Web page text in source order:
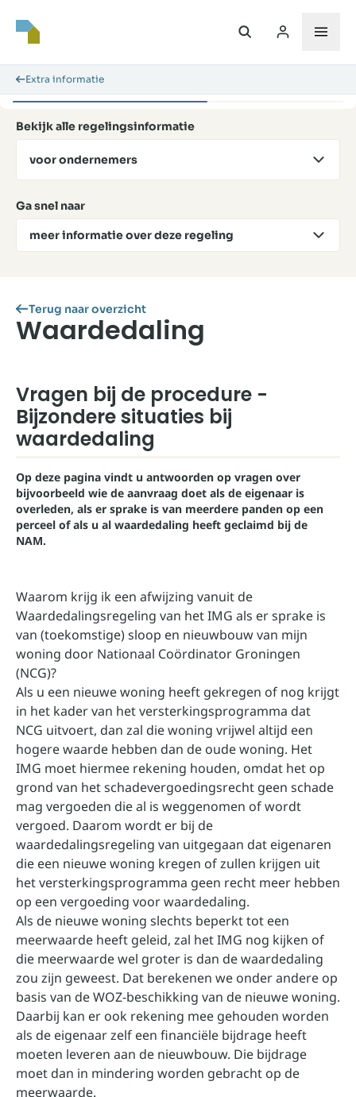
Extra informatie
Bekijk alle regelingsinformatie
voor ondernemers
Ga snel naar
meer informatie over deze regeling
Terug naar overzicht
Waardedaling
Vragen bij de procedure -
Bijzondere situaties bij
waardedaling
Op deze pagina vindt u antwoorden op vragen over
bijvoorbeeld wie de aanvraag doet als de eigenaar is
overleden, als er sprake is van meerdere panden op een
perceel of als u al waardedaling heeft geclaimd bij de
NAM.
Waarom krijg ik een afwijzing vanuit de
Waardedalingsregeling van het IMG als er sprake is
van (toekomstige) sloop en nieuwbouw van mijn
woning door Nationaal Coördinator Groningen
(NCG)?
Als u een nieuwe woning heeft gekregen of nog krijgt
in het kader van het versterkingsprogramma dat
NCG uitvoert, dan zal die woning vrijwel altijd een
hogere waarde hebben dan de oude woning. Het
IMG moet hiermee rekening houden, omdat het op
grond van het schadevergoedingsrecht geen schade
mag vergoeden die al is weggenomen of wordt
vergoed. Daarom wordt er bij de
waardedalingsregeling van uitgegaan dat eigenaren
die een nieuwe woning kregen of zullen krijgen uit
het versterkingsprogramma geen recht meer hebben
op een vergoeding voor waardedaling.
Als de nieuwe woning slechts beperkt tot een
meerwaarde heeft geleid, zal het IMG nog kijken of
die meerwaarde wel groter is dan de waardedaling
zou zijn geweest. Dat berekenen we onder andere op
basis van de WOZ-beschikking van de nieuwe woning.
Daarbij kan er ook rekening mee gehouden worden
als de eigenaar zelf een financiële bijdrage heeft
moeten leveren aan de nieuwbouw. Die bijdrage
moet dan in mindering worden gebracht op de
meerwaarde.